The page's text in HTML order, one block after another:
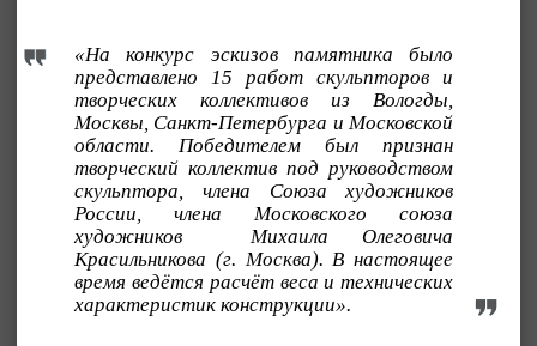
«На конкурс эскизов памятника было
представлено 15 работ скульпторов и
творческих коллективов из Вологды,
Москвы, Санкт-Петербурга и Московской
области. Победителем был признан
творческий коллектив под руководством
скульптора, члена Союза художников
России, члена Московского союза
художников Михаила Олеговича
Красильникова (г. Москва). В настоящее
время ведётся расчёт веса и технических
характеристик конструкции».